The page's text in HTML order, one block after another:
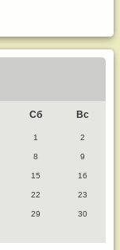
Сб Вс
1 2
8 9
15 16
22 23
29 30